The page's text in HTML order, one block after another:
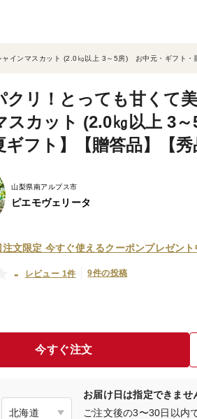
インマスカット (2.0㎏以上 3～5房) お中元・ギフト・
クリ！とっても甘くて
スカット (2.0㎏以上 3
ギフト】【贈答品】【秀
山梨県南アルプス市
ピエモヴェリータ
文限定 今すぐ使えるクーポンプレゼント
- レビュー 1件 9件の投稿
今すぐ注文
お届け日は指定できませ
ご注文後の3〜30日以内